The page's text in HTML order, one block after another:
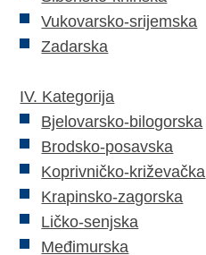
Vukovarsko-srijemska
Zadarska
IV. Kategorija
Bjelovarsko-bilogorska
Brodsko-posavska
Koprivničko-križevačka
Krapinsko-zagorska
Ličko-senjska
Međimurska